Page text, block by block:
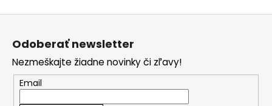
Z
Odoberať newsletter
Nezmeškajte žiadne novinky či zľavy!
Email